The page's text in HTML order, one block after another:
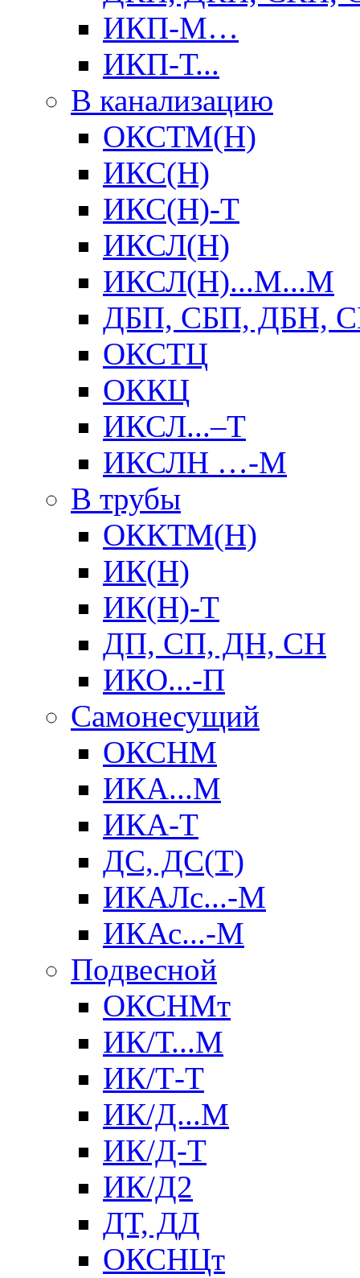
ИКП-М…
ИКП-Т...
В канализацию
ОКСТМ(Н)
ИКС(Н)
ИКС(Н)-Т
ИКСЛ(Н)
ИКСЛ(Н)...М...М
ДБП, СБП, ДБН,
ОКСТЦ
ОККЦ
ИКСЛ...–Т
ИКСЛН …-М
В трубы
ОККТМ(Н)
ИК(Н)
ИК(Н)-Т
ДП, СП, ДН, СН
ИКО...-П
Самонесущий
ОКСНМ
ИКА...М
ИКА-Т
ДС, ДС(Т)
ИКАЛс...-М
ИКАс...-М
Подвесной
ОКСНМт
ИК/Т...М
ИК/Т-Т
ИК/Д...М
ИК/Д-Т
ИК/Д2
ДТ, ДД
ОКСНЦт